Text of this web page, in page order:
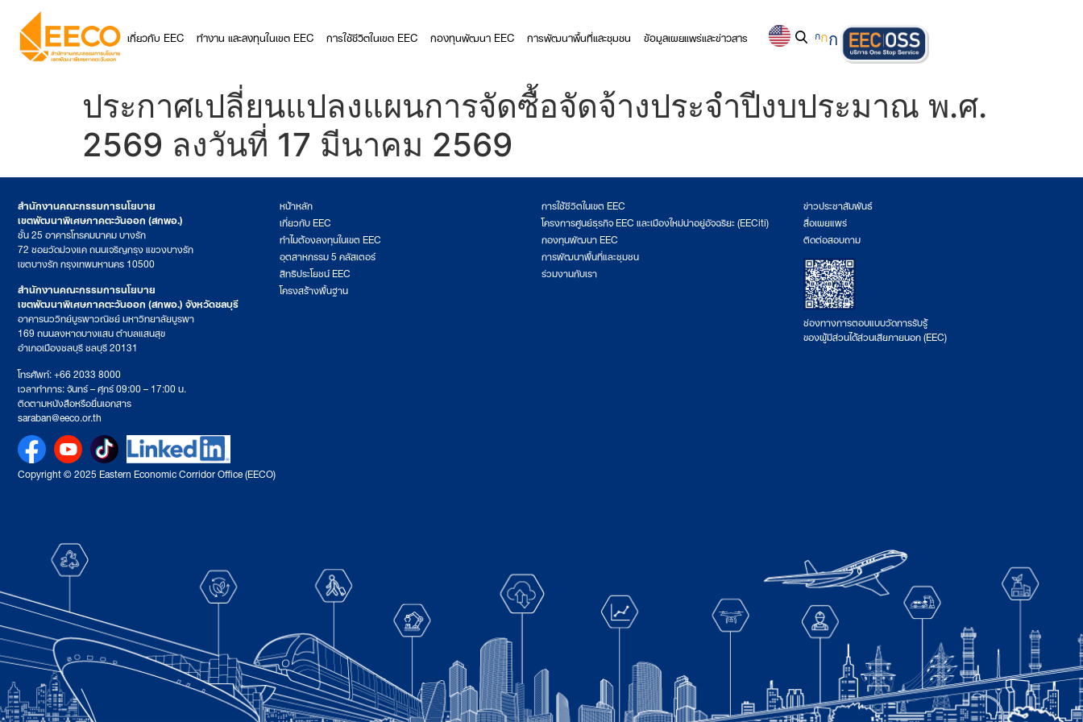
เกี่ยวกับ EEC ทำงาน และลงทุนในเขต EEC การใช้ชีวิตในเขต EEC กองทุนพัฒนา EEC การพัฒนาพื้นที่และชุมชน ข้อมูลเผยแพร่และข่าวสาร กกก
ประกาศเปลี่ยนแปลงแผนการจัดซื้อจัดจ้างประจำปีงบประมาณ พ.ศ.
2569 ลงวันที่ 17 มีนาคม 2569
สำนักงานคณะกรรมการนโยบาย
เขตพัฒนาพิเศษภาคตะวันออก (สกพอ.)
ชั้น 25 อาคารโทรคมนาคม บางรัก
72 ซอยวัดม่วงแค ถนนเจริญกรุง แขวงบางรัก
เขตบางรัก กรุงเทพมหานคร 10500
สำนักงานคณะกรรมการนโยบาย
เขตพัฒนาพิเศษภาคตะวันออก (สกพอ.) จังหวัดชลบุรี
อาคารนววิทย์บูรพาวณิชย์ มหาวิทยาลัยบูรพา
169 ถนนลงหาดบางแสน ตำบลแสนสุข
อำเภอเมืองชลบุรี ชลบุรี 20131
โทรศัพท์: +66 2033 8000
เวลาทำการ: จันทร์ – ศุกร์ 09:00 – 17:00 น.
ติดตามหนังสือหรือยื่นเอกสาร
saraban@eeco.or.th
หน้าหลัก
เกี่ยวกับ EEC
ทำไมต้องลงทุนในเขต EEC
อุตสาหกรรม 5 คลัสเตอร์
สิทธิประโยชน์ EEC
โครงสร้างพื้นฐาน
การใช้ชีวิตในเขต EEC
โครงการศูนย์ธุรกิจ EEC และเมืองใหม่น่าอยู่อัจฉริยะ (EECiti)
กองทุนพัฒนา EEC
การพัฒนาพื้นที่และชุมชน
ร่วมงานกับเรา
ข่าวประชาสัมพันธ์
สื่อเผยแพร่
ติดต่อสอบถาม
ช่องทางการตอบแบบวัดการรับรู้
ของผู้มีส่วนได้ส่วนเสียภายนอก (EEC)
Copyright © 2025 Eastern Economic Corridor Office (EECO)